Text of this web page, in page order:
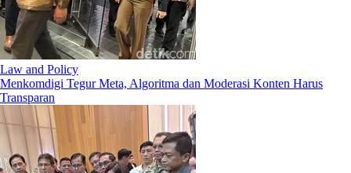
Law and Policy
Menkomdigi Tegur Meta, Algoritma dan Moderasi Konten Harus
Transparan